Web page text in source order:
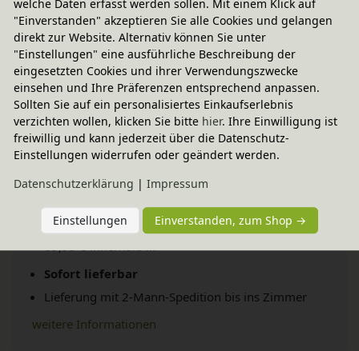
nach Ihren Wünschen und Bedürfnissen.
Versand per Spedition
69,95 € innerhalb ...
Sofort lieferbar
Lieferung mit 2-Mann-Spedition bis ins Zimmer
weitere Informationen
welche Daten erfasst werden sollen. Mit einem Klick auf
"Einverstanden" akzeptieren Sie alle Cookies und gelangen
direkt zur Website. Alternativ können Sie unter
"Einstellungen" eine ausführliche Beschreibung der
eingesetzten Cookies und ihrer Verwendungszwecke
einsehen und Ihre Präferenzen entsprechend anpassen.
Sollten Sie auf ein personalisiertes Einkaufserlebnis
verzichten wollen, klicken Sie bitte hier. Ihre Einwilligung ist
freiwillig und kann jederzeit über die Datenschutz-
Einstellungen widerrufen oder geändert werden.
Daten­schutz­erklärung | Impressum
Einstellungen Einverstanden, zum Shop →